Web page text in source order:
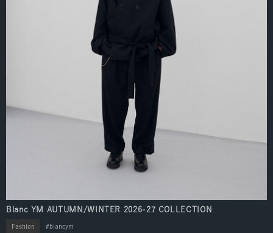
Blanc YM AUTUMN/WINTER 2026-27 COLLECTION
Fashion blancym